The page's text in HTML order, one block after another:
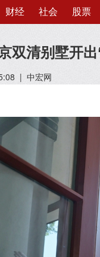
财经 社会 股票
双清别墅开
| 中宏网